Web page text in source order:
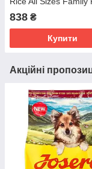
для вагітних собак та
цуценят з лососем 3кг
838 ₴
Купити
Акційні